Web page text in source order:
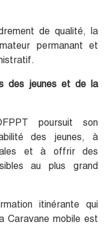
de qualité, la
permanant et
des jeunes et de la
poursuit son
des jeunes, à
et à offrir des
au plus grand
itinérante qui
Caravane mobile est